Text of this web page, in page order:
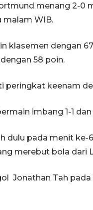
menang 2-0
malam WIB.
klasemen dengan
58 poin.
peringkat keenam
imbang 1-1
dulu pada menit
merebut bola dari
Jonathan Tah